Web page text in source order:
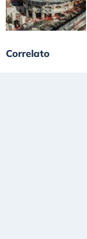
Correlato